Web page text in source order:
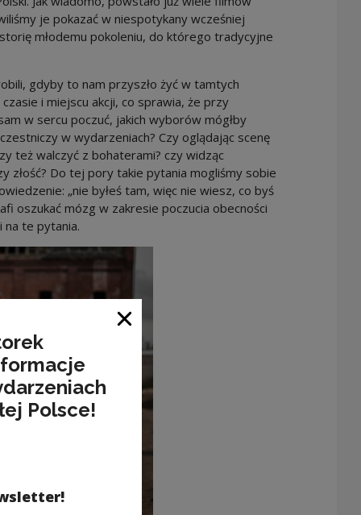
je pokazać w niespotykany wcześniej
młodemu pokoleniu, do którego tradycyjne
gdyby to nam przyszło żyć w tamtych
i miejscu akcji, co sprawia, że przy
w sercu poczuć, jakich wyborów mógłby
w wydarzeniach? Czy oglądając scenę
też walczyć z bohaterami? czy widząc
złość? Do tej pory takie pytania mogliśmy sobie
„nie byłeś tam, więc nie wiesz, co byś
oszukać mózg w zakresie poczucia obecności
te pytania.
Polsce!